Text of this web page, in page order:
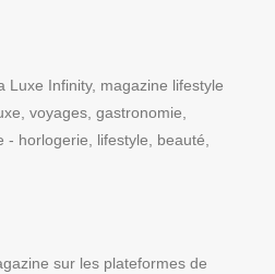
Luxe Infinity, magazine lifestyle
voyages, gastronomie,
- horlogerie, lifestyle, beauté,
sur les plateformes de